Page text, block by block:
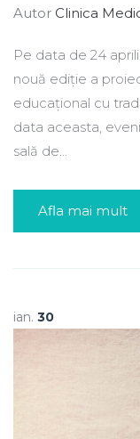
Autor Clinica
Pe data de 24
nouă ediție a
educațional cu
data aceasta,
sală de...
Afla mai mult
ian. 30